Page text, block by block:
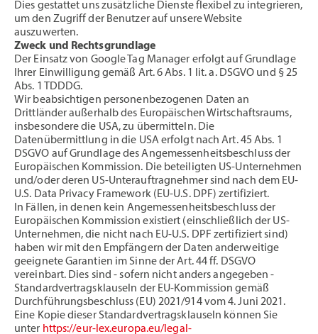
Dies gestattet uns zusätzliche Dienste flexibel zu integrieren,
um den Zugriff der Benutzer auf unsere Website
auszuwerten.
Zweck und Rechtsgrundlage
Der Einsatz von Google Tag Manager erfolgt auf Grundlage
Ihrer Einwilligung gemäß Art. 6 Abs. 1 lit. a. DSGVO und § 25
Abs. 1 TDDDG.
Wir beabsichtigen personenbezogenen Daten an
Drittländer außerhalb des Europäischen Wirtschaftsraums,
insbesondere die USA, zu übermitteln. Die
Datenübermittlung in die USA erfolgt nach Art. 45 Abs. 1
DSGVO auf Grundlage des Angemessenheitsbeschluss der
Europäischen Kommission. Die beteiligten US-Unternehmen
und/oder deren US-Unterauftragnehmer sind nach dem EU-
U.S. Data Privacy Framework (EU-U.S. DPF) zertifiziert.
In Fällen, in denen kein Angemessenheitsbeschluss der
Europäischen Kommission existiert (einschließlich der US-
Unternehmen, die nicht nach EU-U.S. DPF zertifiziert sind)
haben wir mit den Empfängern der Daten anderweitige
geeignete Garantien im Sinne der Art. 44 ff. DSGVO
vereinbart. Dies sind - sofern nicht anders angegeben -
Standardvertragsklauseln der EU-Kommission gemäß
Durchführungsbeschluss (EU) 2021/914 vom 4. Juni 2021.
Eine Kopie dieser Standardvertragsklauseln können Sie
unter https://eur-lex.europa.eu/legal-